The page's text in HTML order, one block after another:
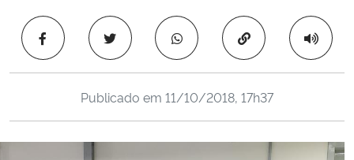
Ministério da Cidadania
Ministério da Saúde
Ministério de Minas e Energia
Ministério da Ciência, Tecnologia, Inovações e Comunicações
Copiar para área
Publicado em 11/10/2018, 17h37